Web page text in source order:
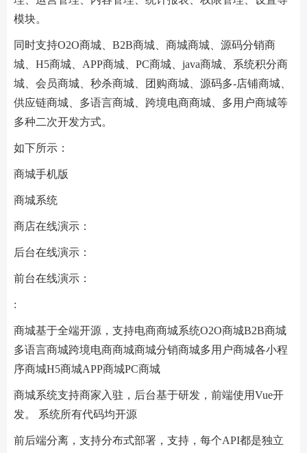
模块。
同时支持O2O商城、B2B商城、商城商城、源码分销商
城、H5商城、APP商城、PC商城、java商城、系统积分商
城、会员商城、秒杀商城、团购商城、源码多-店铺商城、
供应链商城、多语言商城、跨境电商商城、多用户商城等
多种二次开发方式。
如下所示：
商城手机版
商城系统
商店在线演示：
后台在线演示：
前台在线演示：
:
商城基于全端开源，支持电商商城系统O2O商城B2B商城
多语言商城跨境电商商城商城分销商城多用户商城各小程
序商城H5商城APP商城PC商城
商城系统支持商家入驻，后台基于研发，前端使用Vue开
发。 系统所有代码均开源
前后端分离，支持分布式部署，支持，每个API都是独立